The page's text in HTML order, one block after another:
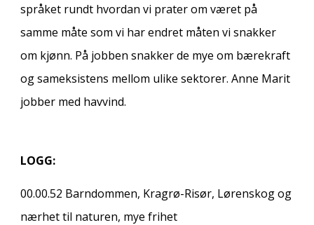
språket rundt hvordan vi prater om været på
samme måte som vi har endret måten vi snakker
om kjønn. På jobben snakker de mye om bærekraft
og sameksistens mellom ulike sektorer. Anne Marit
jobber med havvind.
LOGG:
00.00.52 Barndommen, Kragrø-Risør, Lørenskog og
nærhet til naturen, mye frihet